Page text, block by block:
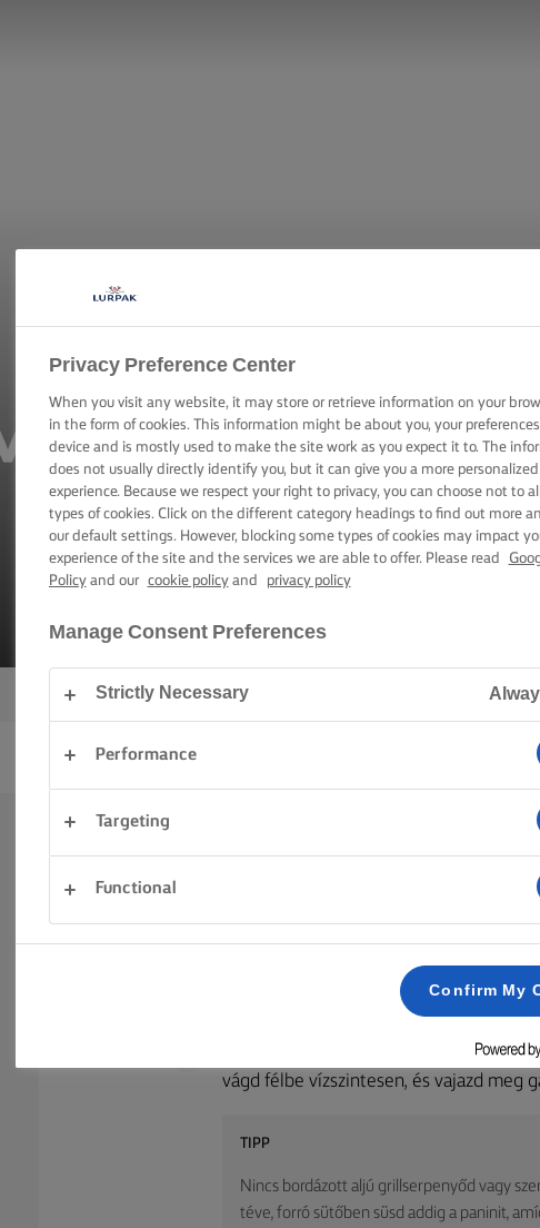
SONKÁVAL
Kezdőlap Panini és pármai sonkával
Fedezd fel Itália ízeit a mozzarellás és pármai
pármai sonka gazdag, sós ízével, no meg egy
ebédhez vagy egy szuperfinom vacsorához,
paninit és rakd meg sajttal, sonkával, érett
ínyencfogás.
Melegíts elő közepes lángon egy
vágd félbe vízszintesen, és vajazd meg
TIPP
Nincs bordázott aljú grillserpenyőd vagy
téve, forró sütőben süsd addig a paninit,
Privacy Preference Center
When you visit any website, it may store or retrieve information on your
in the form of cookies. This information might be about you, your
device and is mostly used to make the site work as you expect it to. The
does not usually directly identify you, but it can give you a more
experience. Because we respect your right to privacy, you can choose not to
types of cookies. Click on the different category headings to find out more
our default settings. However, blocking some types of cookies may impact
experience of the site and the services we are able to offer. Please read
Policyand our cookie policyand privacy policy
Manage Consent Preferences
Strictly Necessary
Performance
Targeting
Functional
Confirm My